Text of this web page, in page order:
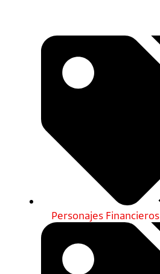
Personajes Financieros